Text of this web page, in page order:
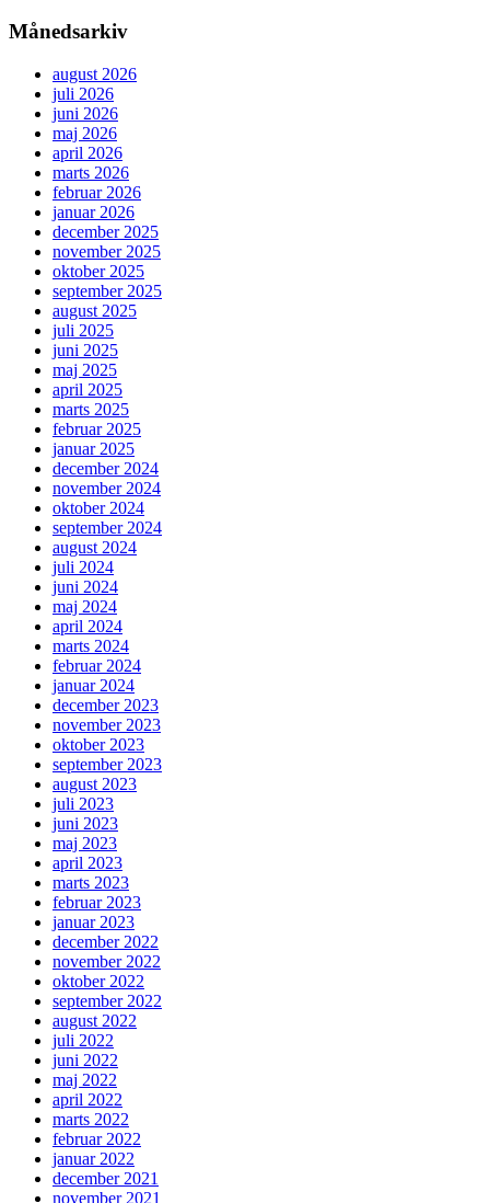
Månedsarkiv
august 2026
juli 2026
juni 2026
maj 2026
april 2026
marts 2026
februar 2026
januar 2026
december 2025
november 2025
oktober 2025
september 2025
august 2025
juli 2025
juni 2025
maj 2025
april 2025
marts 2025
februar 2025
januar 2025
december 2024
november 2024
oktober 2024
september 2024
august 2024
juli 2024
juni 2024
maj 2024
april 2024
marts 2024
februar 2024
januar 2024
december 2023
november 2023
oktober 2023
september 2023
august 2023
juli 2023
juni 2023
maj 2023
april 2023
marts 2023
februar 2023
januar 2023
december 2022
november 2022
oktober 2022
september 2022
august 2022
juli 2022
juni 2022
maj 2022
april 2022
marts 2022
februar 2022
januar 2022
december 2021
november 2021